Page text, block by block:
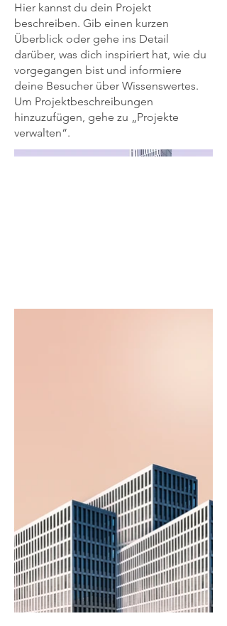
Hier kannst du dein Projekt
beschreiben. Gib einen kurzen
Überblick oder gehe ins Detail
darüber, was dich inspiriert hat, wie du
vorgegangen bist und informiere
deine Besucher über Wissenswertes.
Um Projektbeschreibungen
hinzuzufügen, gehe zu „Projekte
verwalten“.